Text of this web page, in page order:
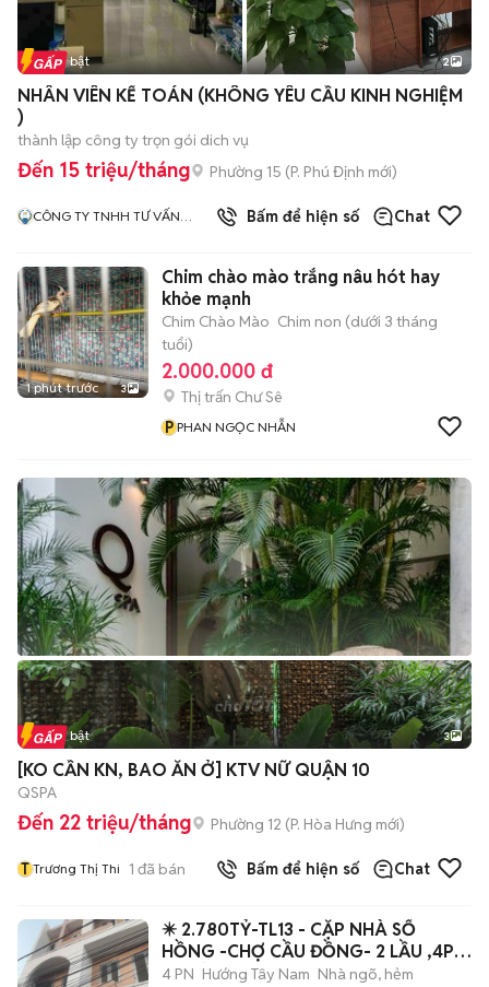
Tin nổi bật 2
NHÂN VIÊN KẾ TOÁN (KHÔNG YÊU CẦU KINH NGHIỆM
)
thành lập công ty trọn gói dich vụ
Đến 15 triệu/tháng Phường 15 (P. Phú Định mới)
CÔNG TY TNHH TƯ VẤN
Bấm để hiện số Chat
1 phút trước 3
Chim chào mào trắng nâu hót hay
khỏe mạnh
Chim Chào Mào Chim non (dưới 3 tháng
tuổi)
2.000.000 đ
Thị trấn Chư Sê
P PHAN NGỌC NHẪN
Tin nổi bật 3
[KO CẦN KN, BAO ĂN Ở] KTV NỮ QUẬN 10
QSPA
Đến 22 triệu/tháng Phường 12 (P. Hòa Hưng mới)
T Trương Thị Thi 1 đã bán Bấm để hiện số Chat
✴️ 2.780TỶ-TL13 - CẶP NHÀ SỔ
HỒNG -CHỢ CẦU ĐỒNG- 2 LẦU ,4PN
- ĐƯỜNG 5M
4 PN Hướng Tây Nam Nhà ngõ, hẻm